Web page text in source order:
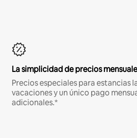
La simplicidad de precios
Precios especiales para estancias
vacaciones y un único pago
adicionales.*